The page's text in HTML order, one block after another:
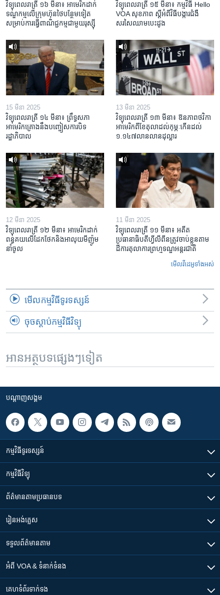
វិទ្យុពេលរាត្រី ១៦ មីនា៖ អាមេរិក​ដាក់​
ទណ្ឌកម្ម​លើ​ក្រុមហ៊ុន​ថៃ​បន្ថែម​ទៀត​
សម្រាប់​ការ​ធ្វើ​ពាណិជ្ជកម្ម​ជាមួយ​រុស្ស៊ី
វិទ្យុពេលរាត្រី ១៥ មីនា៖ កម្មវិធី ​Hello
VOA សុខភាព ស្ដី​អំពី​វិធី​បង្ការ​ជំងឺ​
សរសៃ​ឈាម​បេះដូង
15 មីនា 2025
វិទ្យុពេលរាត្រី ១៤ មីនា៖ ព្រឹទ្ធសភា
អាមេរិកគ្រោងនឹងបញ្ចៀសការបិទ
រដ្ឋាភិបាល
13 មីនា 2025
វិទ្យុពេលរាត្រី ១៣ មីនា៖ ឱនភាព​ថវិកា​
អាមេរិក​ពី​ខែ​តុលា​ដល់​កុម្ភៈ​កើន​ដល់​
១.១៤៧​លានលាន​ដុល្លារ
12 មីនា 2025
វិទ្យុពេលរាត្រី ១២ មីនា៖ អាមេរិក​ដាក់​
ពន្ធគយ​លើ​ដែកថែក​និង​អាលុយ​មីញ៉ូម​
នាំចូល
11 មីនា 2025
វិទ្យុពេលរាត្រី ១១ មីនា៖ អតីត​
ប្រធានាធិបតីហ្វីលីពីន​ត្រូវ​ចាប់ខ្លួនតាម
ដីការ​តុលាការ​ព្រហ្មទណ្ឌ​អន្តរជាតិ
មើល​វីដេអូ​ទាំង​អស់
មើល​កម្មវិធី​ទូរទស្សន៍
ចុចស្តាប់កម្មវិធីវិទ្យុ
អានអត្ថបទផ្សេងៗទៀត
បណ្តាញ​សង្គម
កម្មវិធី​ទូរទស្សន៍
កម្មវិធី​វិទ្យុ
ព័ត៌មាន​តាមប្រធានបទ​
រៀន​​អង់គ្លេស
ទទួល​ព័ត៌មាន​តាម
អំពី​ VOA & ទំនាក់ទំនង
គេហទំព័រ​​ទាក់ទង